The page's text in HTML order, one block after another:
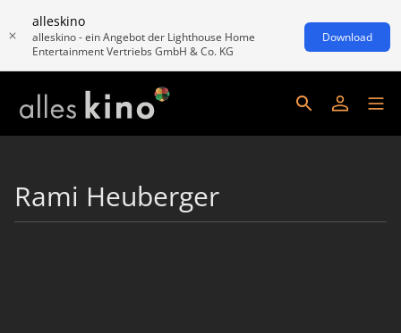
alleskino
alleskino - ein Angebot der Lighthouse Home
Entertainment Vertriebs GmbH & Co. KG
Download
Rami Heuberger